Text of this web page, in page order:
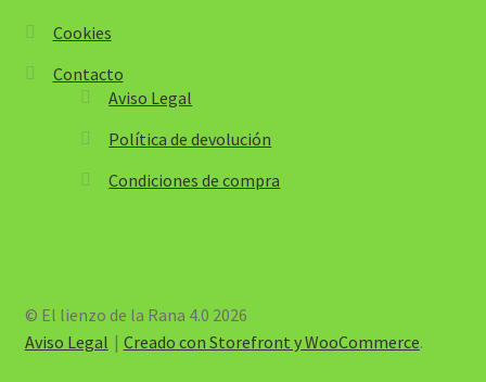
Cookies
Contacto
Aviso Legal
Política de devolución
Condiciones de compra
© El lienzo de la Rana 4.0 2026
Aviso Legal
Creado con Storefront y WooCommerce.